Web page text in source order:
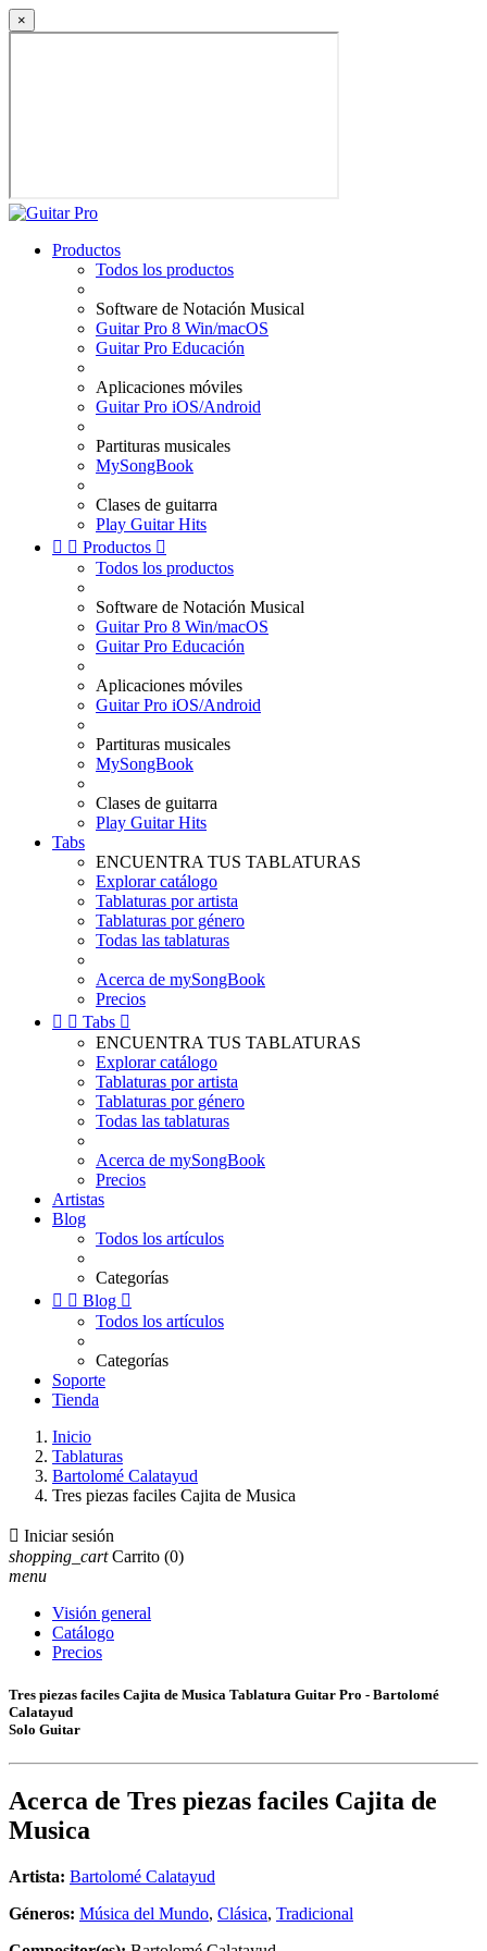
×
Productos
Todos los productos
Software de Notación Musical
Guitar Pro 8 Win/macOS
Guitar Pro Educación
Aplicaciones móviles
Guitar Pro iOS/Android
Partituras musicales
MySongBook
Clases de guitarra
Play Guitar Hits
  Productos 
Todos los productos
Software de Notación Musical
Guitar Pro 8 Win/macOS
Guitar Pro Educación
Aplicaciones móviles
Guitar Pro iOS/Android
Partituras musicales
MySongBook
Clases de guitarra
Play Guitar Hits
Tabs
ENCUENTRA TUS TABLATURAS
Explorar catálogo
Tablaturas por artista
Tablaturas por género
Todas las tablaturas
Acerca de mySongBook
Precios
  Tabs 
ENCUENTRA TUS TABLATURAS
Explorar catálogo
Tablaturas por artista
Tablaturas por género
Todas las tablaturas
Acerca de mySongBook
Precios
Artistas
Blog
Todos los artículos
Categorías
  Blog 
Todos los artículos
Categorías
Soporte
Tienda
Inicio
Tablaturas
Bartolomé Calatayud
Tres piezas faciles Cajita de Musica
 Iniciar sesión
shopping_cart Carrito (0)
menu
Visión general
Catálogo
Precios
Tres piezas faciles Cajita de Musica Tablatura Guitar Pro - Bartolomé
Calatayud
Solo Guitar
Acerca de Tres piezas faciles Cajita de
Musica
Artista: Bartolomé Calatayud
Géneros: Música del Mundo, Clásica, Tradicional